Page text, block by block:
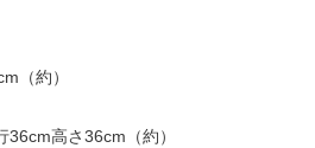
（約）
高さ36cm（約）